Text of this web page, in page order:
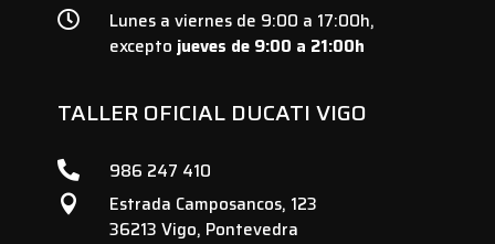

Lunes a viernes de 9:00 a 17:00h,
excepto jueves de 9:00 a 21:00h
TALLER OFICIAL DUCATI VIGO
 986 247 410

Estrada Camposancos, 123
36213 Vigo, Pontevedra